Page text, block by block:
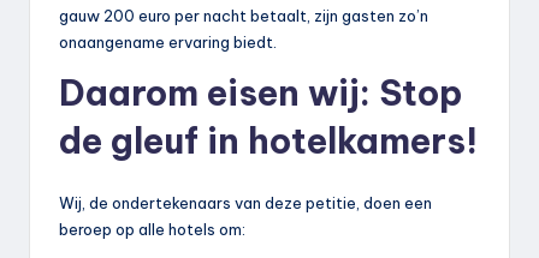
gauw 200 euro per nacht betaalt, zijn gasten zo’n
onaangename ervaring biedt.
Daarom eisen wij: Stop
de gleuf in hotelkamers!
Wij, de ondertekenaars van deze petitie, doen een
beroep op alle hotels om: